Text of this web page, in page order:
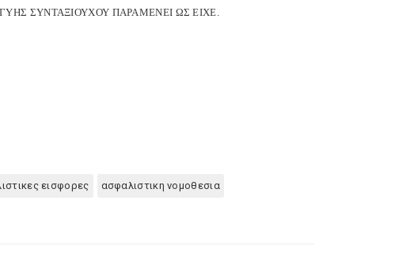
ΣΥΝΤΑΞΙΟΥΧΟΥ ΠΑΡΑΜΕΝΕΙ ΩΣ ΕΙΧΕ.
εισφορες ασφαλιστικη νομοθεσια